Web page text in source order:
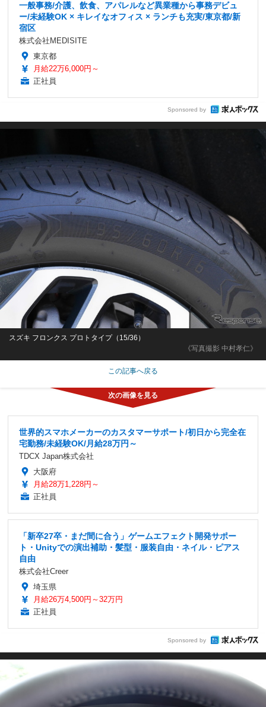
一般事務/介護、飲食、アパレルなど異業種から事務デビュ
ー/未経験OK × キレイなオフィス × ランチも充実/東京都/新
宿区
株式会社MEDISITE
東京都
月給22万6,000円～
正社員
Sponsored by
《写真撮影 中村孝仁》
スズキ フロンクス プロトタイプ（15/36）
この記事へ戻る
世界的スマホメーカーのカスタマーサポート/初日から完全在
宅勤務/未経験OK/月給28万円～
TDCX Japan株式会社
大阪府
月給28万1,228円～
正社員
「新卒27卒・まだ間に合う」ゲームエフェクト開発サポー
ト・Unityでの演出補助・髪型・服装自由・ネイル・ピアス
自由
株式会社Creer
埼玉県
月給26万4,500円～32万円
正社員
Sponsored by